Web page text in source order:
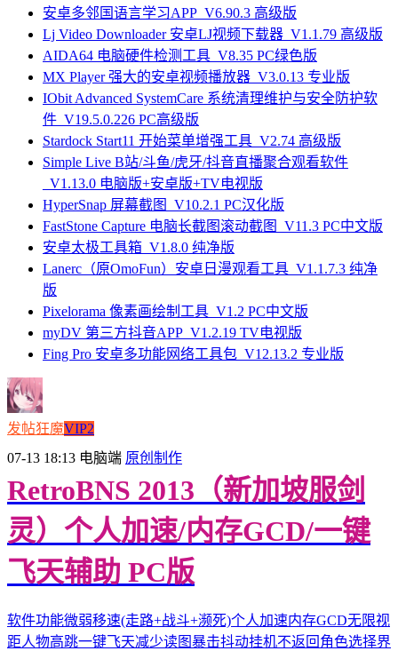
安卓多邻国语言学习APP_V6.90.3 高级版
Lj Video Downloader 安卓LJ视频下载器_V1.1.79 高级版
AIDA64 电脑硬件检测工具_V8.35 PC绿色版
MX Player 强大的安卓视频播放器_V3.0.13 专业版
IObit Advanced SystemCare 系统清理维护与安全防护软
件_V19.5.0.226 PC高级版
Stardock Start11 开始菜单增强工具_V2.74 高级版
Simple Live B站/斗鱼/虎牙/抖音直播聚合观看软件
_V1.13.0 电脑版+安卓版+TV电视版
HyperSnap 屏幕截图_V10.2.1 PC汉化版
FastStone Capture 电脑长截图滚动截图_V11.3 PC中文版
安卓太极工具箱_V1.8.0 纯净版
Lanerc（原OmoFun）安卓日漫观看工具_V1.1.7.3 纯净
版
Pixelorama 像素画绘制工具_V1.2 PC中文版
myDV 第三方抖音APP_V1.2.19 TV电视版
Fing Pro 安卓多功能网络工具包_V12.13.2 专业版
发帖狂魔VIP2
07-13 18:13 电脑端 原创制作
RetroBNS 2013（新加坡服剑
灵）个人加速/内存GCD/一键
飞天辅助 PC版
软件功能微弱移速(走路+战斗+濒死)个人加速内存GCD无限视
距人物高跳一键飞天减少读图暴击抖动挂机不返回角色选择界